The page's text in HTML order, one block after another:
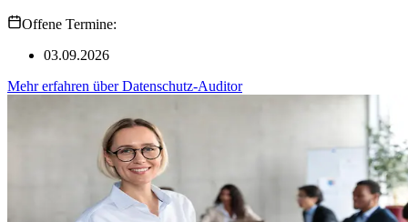
Offene Termine:
03.09.2026
Mehr erfahren überDatenschutz-Auditor